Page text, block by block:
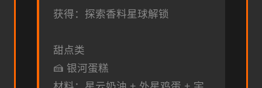
获得：探索香料星球解锁
甜点类
🍰 银河蛋糕